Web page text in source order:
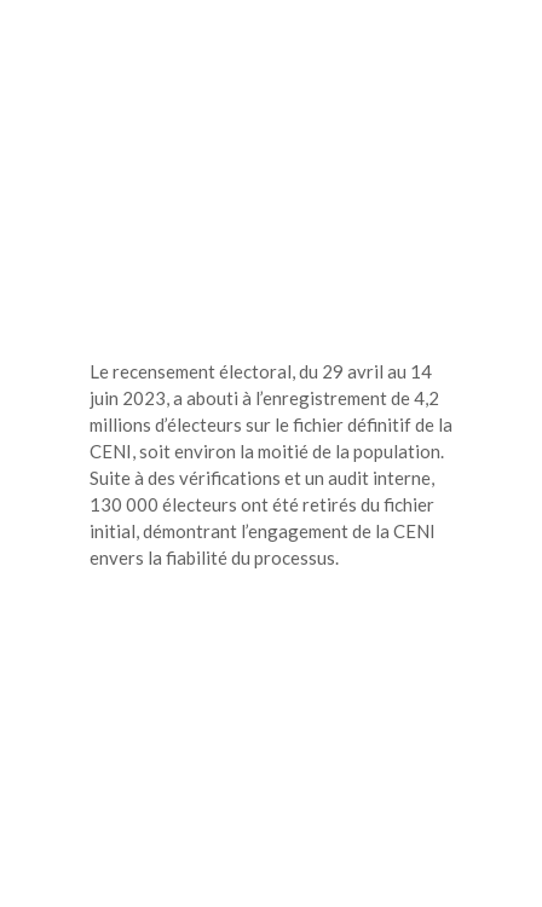
Le recensement électoral, du 29 avril au 14
juin 2023, a abouti à l’enregistrement de 4,2
millions d’électeurs sur le fichier définitif de la
CENI, soit environ la moitié de la population.
Suite à des vérifications et un audit interne,
130 000 électeurs ont été retirés du fichier
initial, démontrant l’engagement de la CENI
envers la fiabilité du processus.